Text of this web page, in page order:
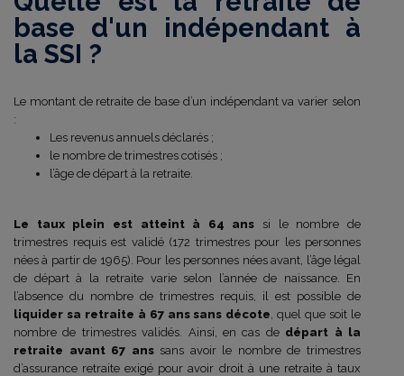
base d'un indépendant à
la SSI ?
Le montant de retraite de base d’un indépendant va varier selon
:
Les revenus annuels déclarés ;
le nombre de trimestres cotisés ;
l’âge de départ à la retraite.
Le taux plein est atteint à 64 ans si le nombre de
trimestres requis est validé (172 trimestres pour les personnes
nées à partir de 1965). Pour les personnes nées avant, l’âge légal
de départ à la retraite varie selon l’année de naissance. En
l’absence du nombre de trimestres requis, il est possible de
liquider sa retraite à 67 ans sans décote , quel que soit le
nombre de trimestres validés. Ainsi, en cas de départ à la
retraite avant 67 anssans avoir le nombre de trimestres
d’assurance retraite exigé pour avoir droit à une retraite à taux